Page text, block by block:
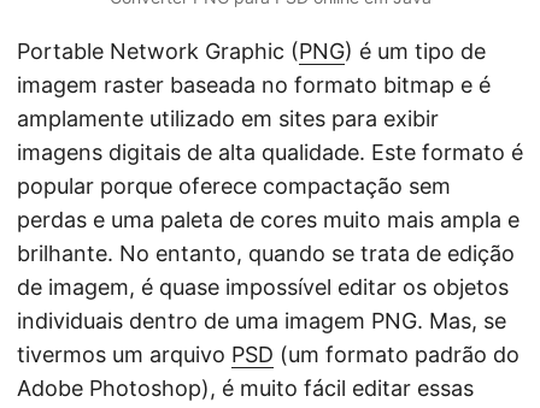
Portable Network Graphic (PNG) é um tipo de
imagem raster baseada no formato bitmap e é
amplamente utilizado em sites para exibir
imagens digitais de alta qualidade. Este formato é
popular porque oferece compactação sem
perdas e uma paleta de cores muito mais ampla e
brilhante. No entanto, quando se trata de edição
de imagem, é quase impossível editar os objetos
individuais dentro de uma imagem PNG. Mas, se
tivermos um arquivo PSD (um formato padrão do
Adobe Photoshop), é muito fácil editar essas